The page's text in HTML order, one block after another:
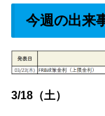
今週の出来
3/18（土）